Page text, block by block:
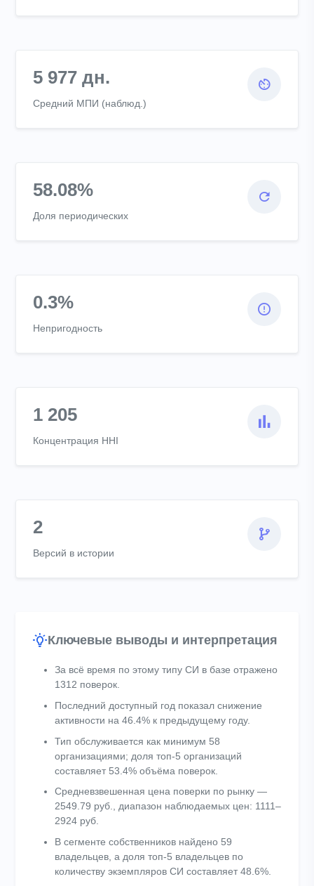
5 977 дн.
Средний МПИ (наблюд.)
58.08%
Доля периодических
0.3%
Непригодность
1 205
Концентрация HHI
2
Версий в истории
Ключевые выводы и интерпретация
За всё время по этому типу СИ в базе отражено
1312 поверок.
Последний доступный год показал снижение
активности на 46.4% к предыдущему году.
Тип обслуживается как минимум 58
организациями; доля топ-5 организаций
составляет 53.4% объёма поверок.
Средневзвешенная цена поверки по рынку —
2549.79 руб., диапазон наблюдаемых цен: 1111–
2924 руб.
В сегменте собственников найдено 59
владельцев, а доля топ-5 владельцев по
количеству экземпляров СИ составляет 48.6%.